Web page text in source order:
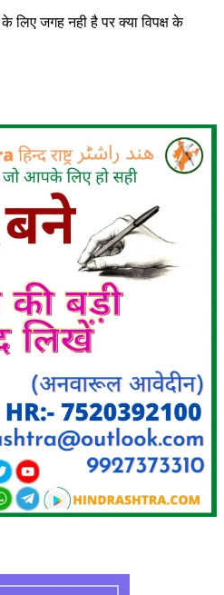
लिए जगह नही है पर क्या विपक्ष के